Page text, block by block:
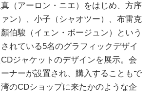
（アーロン・ニエ）をはじめ、方序
ン）、小子（シャオツー）、布雷克
顏伯駿（イェン・ボージュン）という
れている5名のグラフィックデザイ
ジャケットのデザインを展示。会
ナーが設置され、購入することもで
のCDショップに来たかのような企